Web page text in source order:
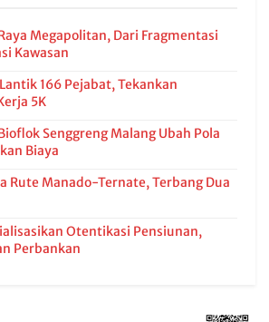
Megapolitan, Dari Fragmentasi
Kawasan
166 Pejabat, Tekankan
5K
Senggreng Malang Ubah Pola
Biaya
Rute Manado-Ternate, Terbang Dua
Otentikasi Pensiunan,
Perbankan